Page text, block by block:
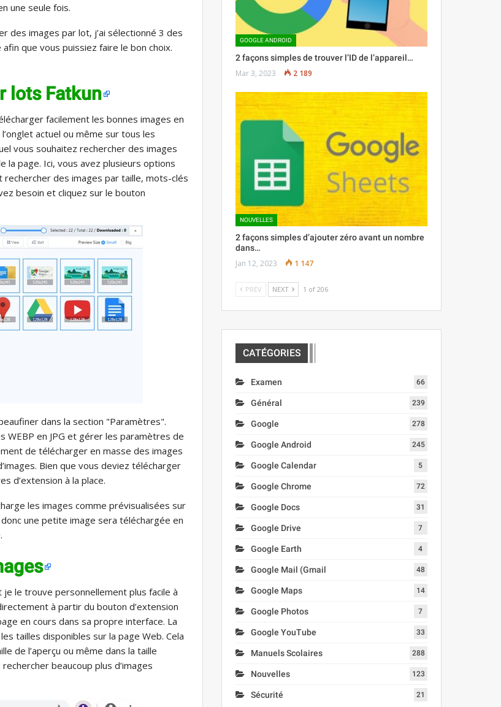
une seule fois.
des images par lot, j’ai sélectionné 3 des
que vous puissiez faire le bon choix.
lots Fatkun
facilement les bonnes images en
actuel ou même sur tous les
vous souhaitez rechercher des images
la page. Ici, vous avez plusieurs options
des images par taille, mots-clés
besoin et cliquez sur le bouton
dans la section "Paramètres".
WEBP en JPG et gérer les paramètres de
de télécharger en masse des images
Bien que vous deviez télécharger
d’extension à la place.
les images comme prévisualisées sur
une petite image sera téléchargée en
je le trouve personnellement plus facile à
à partir du bouton d’extension
en cours dans sa propre interface. La
tailles disponibles sur la page Web. Cela
de l’aperçu ou même dans la taille
beaucoup plus d’images
GOOGLE ANDROID
2 façons simples de trouver l’ID de l’appareil…
Mar 3, 2023 2 189
NOUVELLES
2 façons simples d’ajouter zéro avant un nombre
dans…
Jan 12, 2023 1 147
PREV NEXT 1 of 206
CATÉGORIES
Examen 66
Général 239
Google 278
Google Android 245
Google Calendar 5
Google Chrome 72
Google Docs 31
Google Drive 7
Google Earth 4
Google Mail (Gmail 48
Google Maps 14
Google Photos 7
Google YouTube 33
Manuels Scolaires 288
Nouvelles 123
Sécurité 21